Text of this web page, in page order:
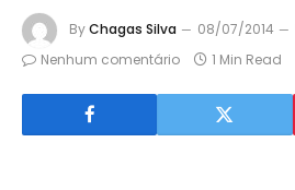
ByChagas Silva 08/07/2014
Nenhum comentário
1 Min Read